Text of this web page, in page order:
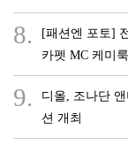
8.
[패션엔 포토]
카펫 MC 케미룩
9.
디올, 조나단
션 개최